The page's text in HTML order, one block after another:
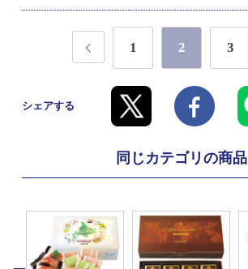
1 2 3
シェアする
同じカテゴリの商品